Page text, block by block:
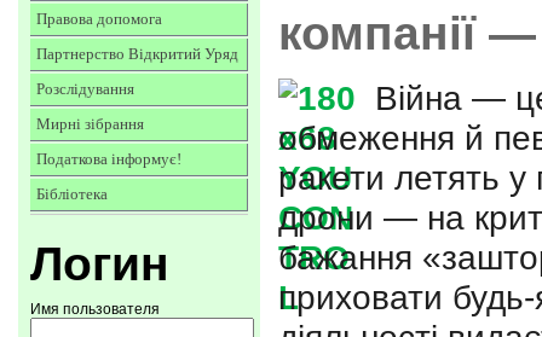
Правова допомога
Партнерство Відкритий Уряд
Розслідування
Мирні зібрання
Податкова інформує!
Бібліотека
Логин
Имя пользователя
компанії
Війна —
обмеження й
ракети летять
дрони — на
бажання
приховати будь-